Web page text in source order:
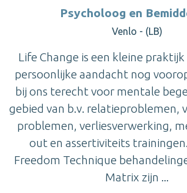
Psycholoog en
Venlo - (LB)
Life Change is een kleine
persoonlijke aandacht nog
bij ons terecht voor mentale
gebied van b.v. relatieproblemen,
problemen, verliesverwerking,
out en assertiviteits
Freedom Technique
Matrix zijn ...